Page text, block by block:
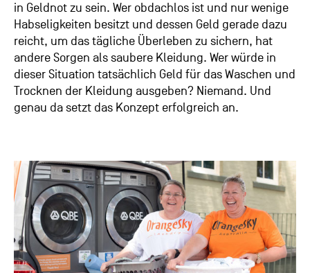
in Geldnot zu sein. Wer obdachlos ist und nur wenige
Habseligkeiten besitzt und dessen Geld gerade dazu
reicht, um das tägliche Überleben zu sichern, hat
andere Sorgen als saubere Kleidung. Wer würde in
dieser Situation tatsächlich Geld für das Waschen und
Trocknen der Kleidung ausgeben? Niemand. Und
genau da setzt das Konzept erfolgreich an.